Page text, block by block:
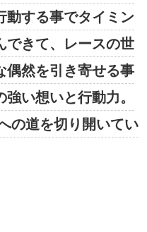
動する事でタイミン
できて、レースの世
偶然を引き寄せる事
い想いと行動力。
の道を切り開いてい